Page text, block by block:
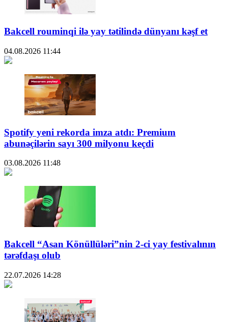
Bakcell rouminqi ilə yay tətilində dünyanı kəşf et
04.08.2026 11:44
Spotify yeni rekorda imza atdı: Premium
abunəçilərin sayı 300 milyonu keçdi
03.08.2026 11:48
Bakcell “Asan Könüllüləri”nin 2-ci yay festivalının
tərəfdaşı olub
22.07.2026 14:28